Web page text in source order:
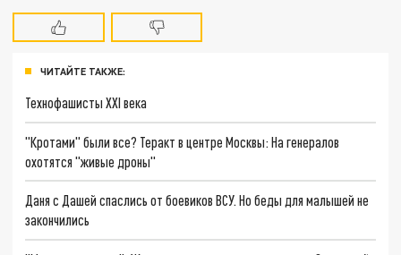
ЧИТАЙТЕ ТАКЖЕ:
Технофашисты XXI века
"Кротами" были все? Теракт в центре Москвы: На генералов
охотятся "живые дроны"
Даня с Дашей спаслись от боевиков ВСУ. Но беды для малышей не
закончились